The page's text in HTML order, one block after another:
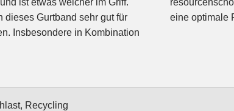
dieses Gurtband sehr gut für
Insbesondere in Kombination
eine optimale
Recycling